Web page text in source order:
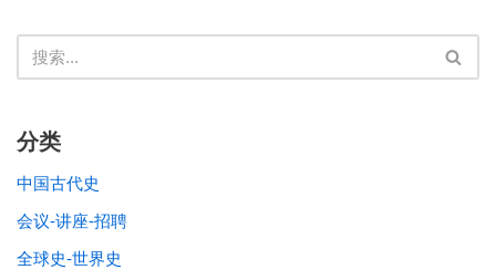
分类
中国古代史
会议-讲座-招聘
全球史-世界史